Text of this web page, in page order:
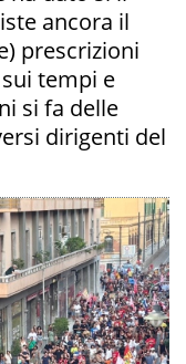
ancora il
prescrizioni
tempi e
si fa delle
dirigenti del